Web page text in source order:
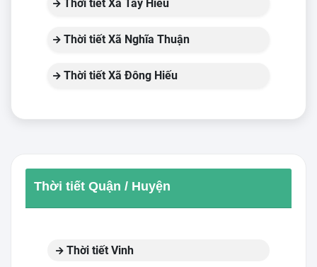
Thời tiết Xã Tây Hiếu
Thời tiết Xã Nghĩa Thuận
Thời tiết Xã Đông Hiếu
Thời tiết Quận / Huyện
Thời tiết Vinh